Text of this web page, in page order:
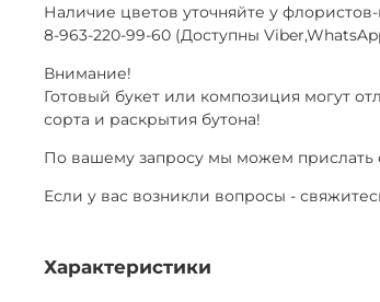
Наличие цветов уточняйте у
8-963-220-99-60 (Доступны
Внимание!
Готовый букет или композиция могут
сорта и раскрытия бутона!
По вашему запросу мы можем прислать
Если у вас возникли вопросы -
Характеристики